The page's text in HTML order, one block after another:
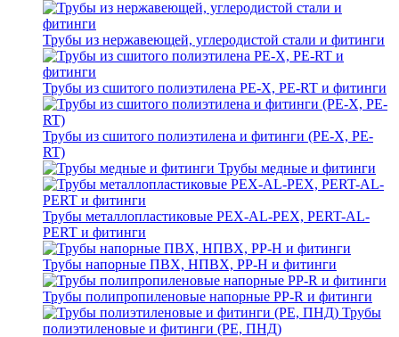
Трубы из нержавеющей, углеродистой стали и фитинги
Трубы из сшитого полиэтилена PE-X, PE-RT и фитинги
Трубы из сшитого полиэтилена и фитинги (PE-X, PE-
RT)
Трубы медные и фитинги
Трубы металлопластиковые PEX-AL-PEX, PERT-AL-
PERT и фитинги
Трубы напорные ПВХ, НПВХ, PP-H и фитинги
Трубы полипропиленовые напорные PP-R и фитинги
Трубы
полиэтиленовые и фитинги (PE, ПНД)